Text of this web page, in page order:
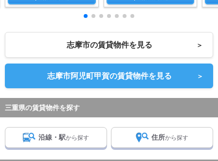
志摩市の賃貸物件を見る ＞
志摩市阿児町甲賀の賃貸物件を見る ＞
三重県の賃貸物件を探す
沿線・駅から探す 住所から探す